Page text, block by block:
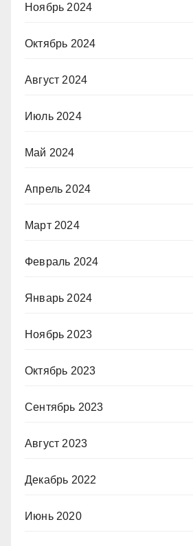
Ноябрь 2024
Октябрь 2024
Август 2024
Июль 2024
Май 2024
Апрель 2024
Март 2024
Февраль 2024
Январь 2024
Ноябрь 2023
Октябрь 2023
Сентябрь 2023
Август 2023
Декабрь 2022
Июнь 2020